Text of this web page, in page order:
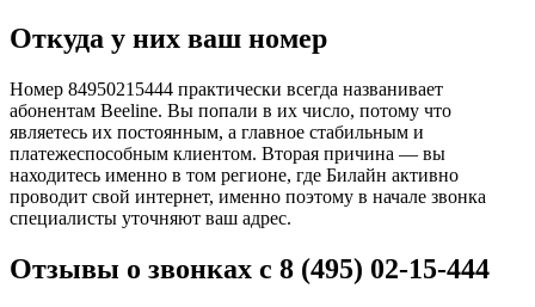
Откуда у них ваш номер
Номер 84950215444 практически всегда названивает
абонентам Beeline. Вы попали в их число, потому что
являетесь их постоянным, а главное стабильным и
платежеспособным клиентом. Вторая причина — вы
находитесь именно в том регионе, где Билайн активно
проводит свой интернет, именно поэтому в начале звонка
специалисты уточняют ваш адрес.
Отзывы о звонках с 8 (495) 02-15-444